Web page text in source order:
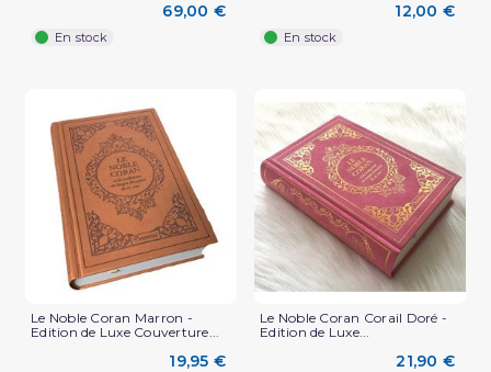
(1 avis)
69,00 €
En stock
12,00 €
En stock
Le Noble Coran Marron -
Edition de Luxe Couverture...
19,95 €
Le Noble Coran Corail Doré -
Edition de Luxe...
21,90 €